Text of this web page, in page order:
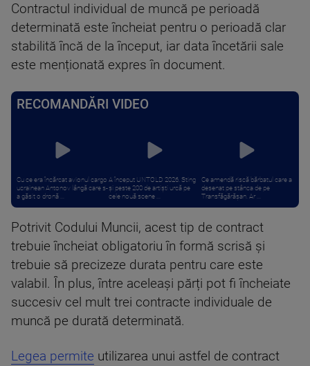
Contractul individual de muncă pe perioadă
determinată este încheiat pentru o perioadă clar
stabilită încă de la început, iar data încetării sale
este menționată expres în document.
RECOMANDĂRI VIDEO
Cu ce era încărcat avionul cargo
ucrainean Antonov lângă care s-
a găsit o dronă ...
A început UNTOLD 2026. Sting
și peste 200 de artiști urcă pe
cele nouă scene ...
Ce amendă riscă bărbatul care a
desenat pe stânca de pe
Transfăgărășan. Ar ...
Potrivit Codului Muncii, acest tip de contract
trebuie încheiat obligatoriu în formă scrisă și
trebuie să precizeze durata pentru care este
valabil. În plus, între aceleași părți pot fi încheiate
succesiv cel mult trei contracte individuale de
muncă pe durată determinată.
Legea permite utilizarea unui astfel de contract